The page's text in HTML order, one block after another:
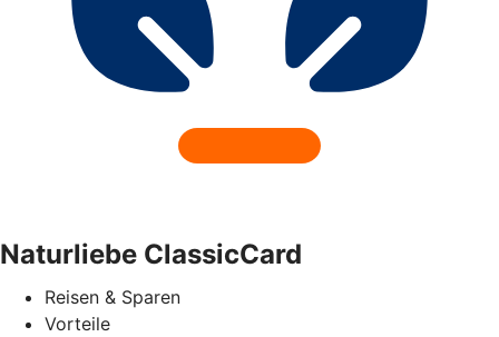
Naturliebe ClassicCard
Reisen & Sparen
Vorteile